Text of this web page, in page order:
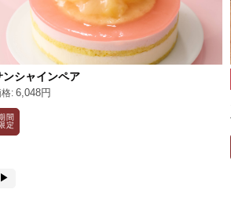
ンシャインペア
6,048円
間
定
▶︎